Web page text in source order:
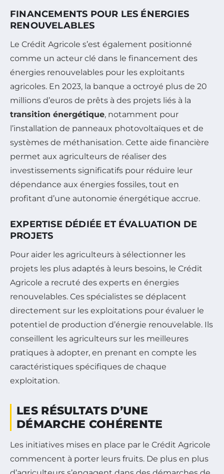
FINANCEMENTS POUR LES ÉNERGIES
RENOUVELABLES
Le Crédit Agricole s’est également positionné
comme un acteur clé dans le financement des
énergies renouvelables pour les exploitants
agricoles. En 2023, la banque a octroyé plus de 20
millions d’euros de prêts à des projets liés à la
transition énergétique, notamment pour
l’installation de panneaux photovoltaïques et de
systèmes de méthanisation. Cette aide financière
permet aux agriculteurs de réaliser des
investissements significatifs pour réduire leur
dépendance aux énergies fossiles, tout en
profitant d’une autonomie énergétique accrue.
EXPERTISE DÉDIÉE ET ÉVALUATION DE
PROJETS
Pour aider les agriculteurs à sélectionner les
projets les plus adaptés à leurs besoins, le Crédit
Agricole a recruté des experts en énergies
renouvelables. Ces spécialistes se déplacent
directement sur les exploitations pour évaluer le
potentiel de production d’énergie renouvelable. Ils
conseillent les agriculteurs sur les meilleures
pratiques à adopter, en prenant en compte les
caractéristiques spécifiques de chaque
exploitation.
LES RÉSULTATS D’UNE
DÉMARCHE COHÉRENTE
Les initiatives mises en place par le Crédit Agricole
commencent à porter leurs fruits. De plus en plus